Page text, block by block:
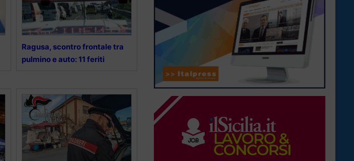
Ragusa, scontro frontale tra
pulmino e auto: 11 feriti